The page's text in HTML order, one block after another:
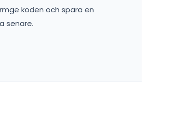
koden och spara en
senare.